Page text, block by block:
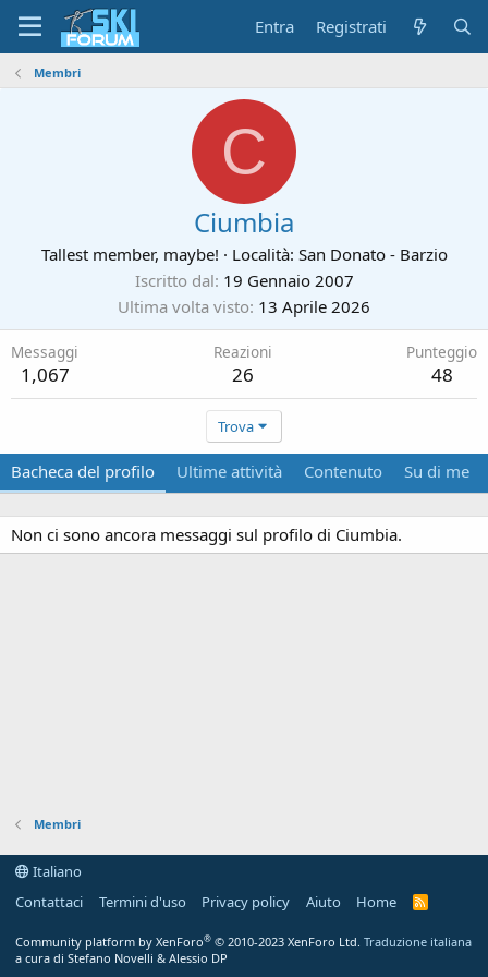
Entra Registrati
Membri
C
Ciumbia
Tallest member, maybe! · Località: San Donato - Barzio
Iscritto dal 19 Gennaio 2007
Ultima volta visto 13 Aprile 2026
Messaggi
1,067
Reazioni
26
Punteggio
48
Trova
Bacheca del profilo Ultime attività Contenuto Su di me
Non ci sono ancora messaggi sul profilo di Ciumbia.
Membri
Italiano
Contattaci
Termini d'uso Privacy policy Aiuto Home
R
Community platform by XenForo® © 2010-2023 XenForo Ltd. Traduzione italiana
a cura di Stefano Novelli & Alessio DP